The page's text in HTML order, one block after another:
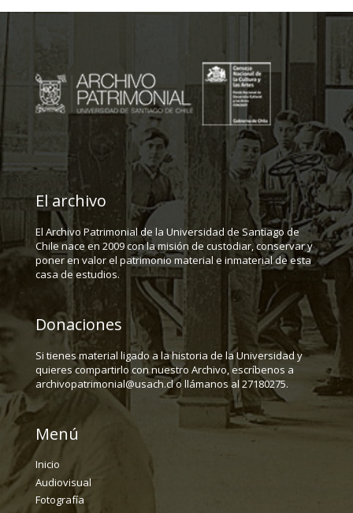
El archivo
El Archivo Patrimonial de la Universidad de Santiago de
Chile nace en 2009 con la misión de custodiar, conservar y
poner en valor el patrimonio material e inmaterial de esta
casa de estudios.
Donaciones
Si tienes material ligado a la historia de la Universidad y
quieres compartirlo con nuestro Archivo, escríbenos a
archivopatrimonial@usach.cl o llámanos al 27180275.
Menú
Inicio
Audiovisual
Fotografía